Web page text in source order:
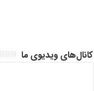
کانال‌های ویدیوی ما